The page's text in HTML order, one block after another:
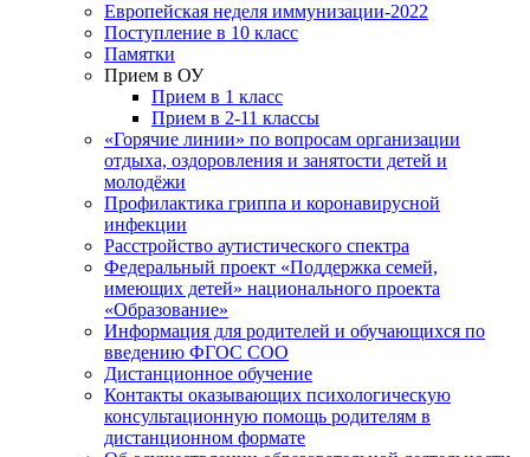
Европейская неделя иммунизации-2022
Поступление в 10 класс
Памятки
Прием в ОУ
Прием в 1 класс
Прием в 2-11 классы
«Горячие линии» по вопросам организации
отдыха, оздоровления и занятости детей и
молодёжи
Профилактика гриппа и коронавирусной
инфекции
Расстройство аутистического спектра
Федеральный проект «Поддержка семей,
имеющих детей» национального проекта
«Образование»
Информация для родителей и обучающихся по
введению ФГОС СОО
Дистанционное обучение
Контакты оказывающих психологическую
консультационную помощь родителям в
дистанционном формате